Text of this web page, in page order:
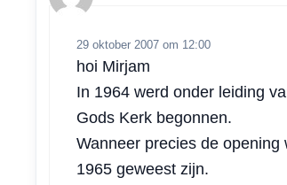
29 oktober 2007 om 12:00
hoi Mirjam
In 1964 werd onder leiding
Gods Kerk begonnen.
Wanneer precies de
1965 geweest zijn.